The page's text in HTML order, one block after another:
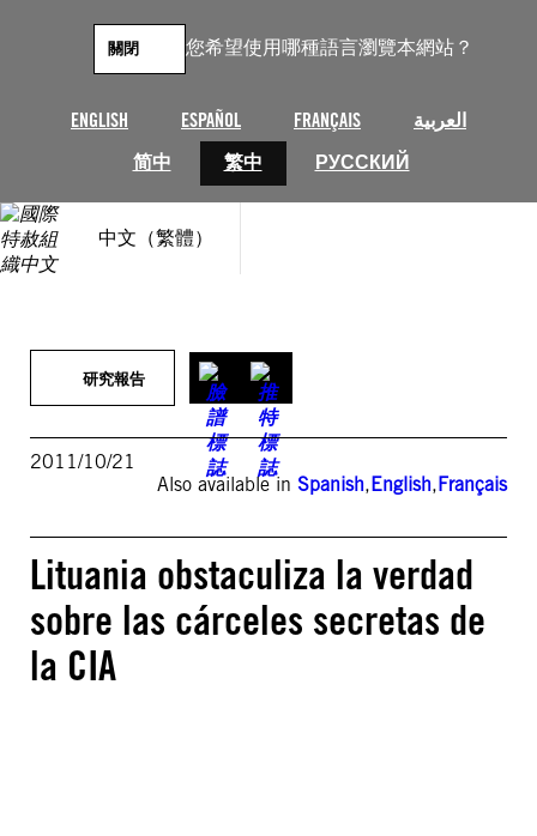
您希望使用哪種語言瀏覽本網站？
ENGLISH ESPAÑOL FRANÇAIS
العربية
简中
繁中 РУССКИЙ
關閉
中文（繁體）
研究報告
2011/10/21
Also available in Spanish,English,Français
Lituania obstaculiza la verdad
sobre las cárceles secretas de
la CIA